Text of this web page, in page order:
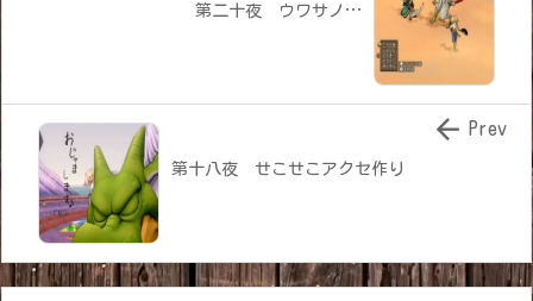
第二十夜 ウワサノ…
第十八夜 せこせこアクセ作り
 Prev